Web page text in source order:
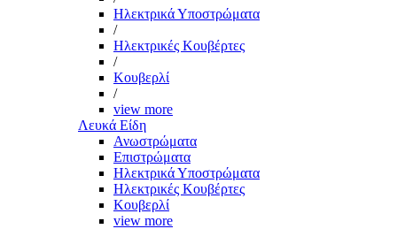
Ηλεκτρικά Υποστρώματα
/
Ηλεκτρικές Κουβέρτες
/
Κουβερλί
/
view more
Λευκά Είδη
Ανωστρώματα
Επιστρώματα
Ηλεκτρικά Υποστρώματα
Ηλεκτρικές Κουβέρτες
Κουβερλί
view more